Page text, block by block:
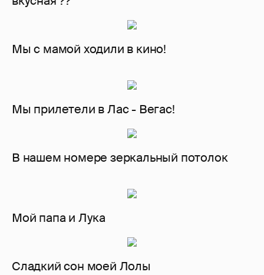
Мы с мамой ходили в кино!
Мы прилетели в Лас - Вегас!
В нашем номере зеркальный потолок
Мой папа и Лука
Сладкий сон моей Лолы